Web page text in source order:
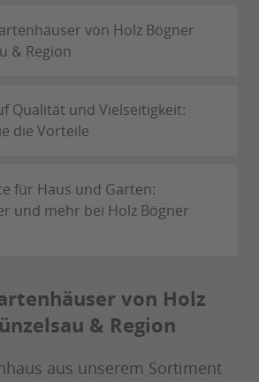
von Holz Bögner
& Region
Qualität und Vielseitigkeit:
die Vorteile
für Haus und Garten:
und mehr bei Holz Bögner
von Holz
& Region
aus unserem Sortiment